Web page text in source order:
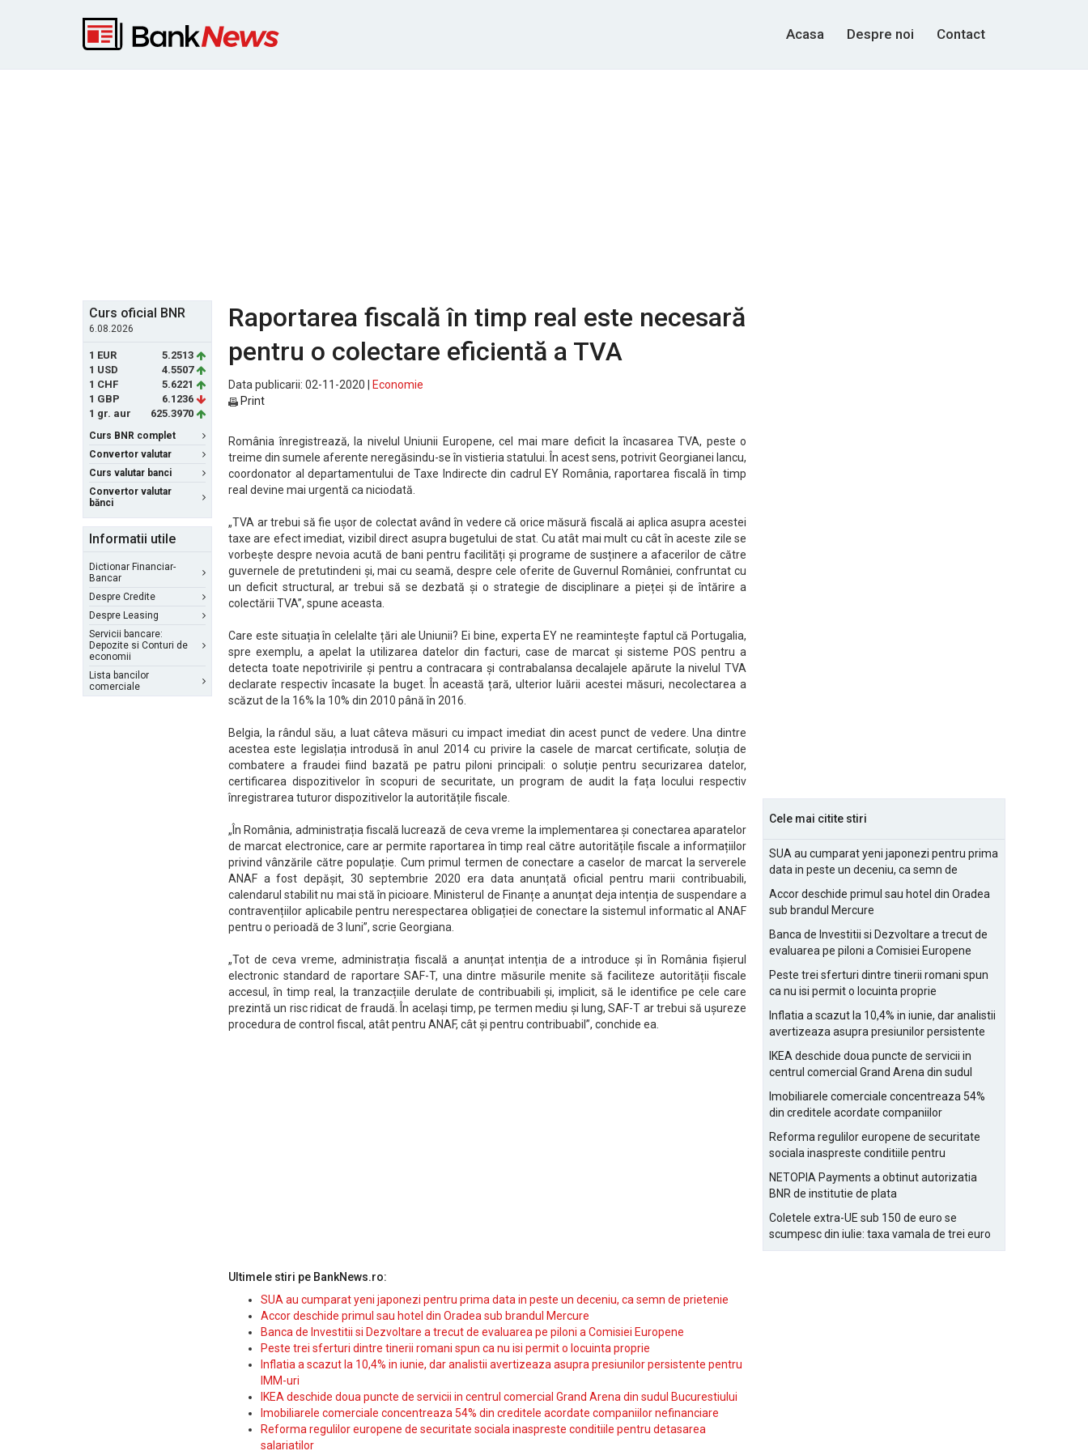
Acasa Despre noi Contact
Curs oficial BNR
6.08.2026
1 EUR
5.2513
1 USD
4.5507
1 CHF
5.6221
1 GBP
6.1236
1 gr. aur
625.3970
Curs BNR complet
Convertor valutar
Curs valutar banci
Convertor valutar
bănci
Informatii utile
Dictionar Financiar-
Bancar
Despre Credite
Despre Leasing
Servicii bancare:
Depozite si Conturi de
economii
Lista bancilor
comerciale
Raportarea fiscală în timp real este necesară
pentru o colectare eficientă a TVA
Data publicarii: 02-11-2020 |
Economie
Print
România înregistrează, la nivelul Uniunii Europene, cel mai mare deficit la încasarea TVA, peste o
treime din sumele aferente neregăsindu-se în vistieria statului. În acest sens, potrivit Georgianei Iancu,
coordonator al departamentului de Taxe Indirecte din cadrul EY România, raportarea fiscală în timp
real devine mai urgentă ca niciodată.
„TVA ar trebui să fie ușor de colectat având în vedere că orice măsură fiscală ai aplica asupra acestei
taxe are efect imediat, vizibil direct asupra bugetului de stat. Cu atât mai mult cu cât în aceste zile se
vorbește despre nevoia acută de bani pentru facilități și programe de susținere a afacerilor de către
guvernele de pretutindeni și, mai cu seamă, despre cele oferite de Guvernul României, confruntat cu
un deficit structural, ar trebui să se dezbată și o strategie de disciplinare a pieței și de întărire a
colectării TVA”, spune aceasta.
Care este situația în celelalte țări ale Uniunii? Ei bine, experta EY ne reamintește faptul că Portugalia,
spre exemplu, a apelat la utilizarea datelor din facturi, case de marcat și sisteme POS pentru a
detecta toate nepotrivirile și pentru a contracara și contrabalansa decalajele apărute la nivelul TVA
declarate respectiv încasate la buget. În această țară, ulterior luării acestei măsuri, necolectarea a
scăzut de la 16% la 10% din 2010 până în 2016.
Belgia, la rândul său, a luat câteva măsuri cu impact imediat din acest punct de vedere. Una dintre
acestea este legislația introdusă în anul 2014 cu privire la casele de marcat certificate, soluția de
combatere a fraudei fiind bazată pe patru piloni principali: o soluție pentru securizarea datelor,
certificarea dispozitivelor în scopuri de securitate, un program de audit la fața locului respectiv
înregistrarea tuturor dispozitivelor la autoritățile fiscale.
„În România, administrația fiscală lucrează de ceva vreme la implementarea și conectarea aparatelor
de marcat electronice, care ar permite raportarea în timp real către autoritățile fiscale a informațiilor
privind vânzările către populație. Cum primul termen de conectare a caselor de marcat la serverele
ANAF a fost depășit, 30 septembrie 2020 era data anunțată oficial pentru marii contribuabili,
calendarul stabilit nu mai stă în picioare. Ministerul de Finanțe a anunțat deja intenția de suspendare a
contravențiilor aplicabile pentru nerespectarea obligației de conectare la sistemul informatic al ANAF
pentru o perioadă de 3 luni”, scrie Georgiana.
„Tot de ceva vreme, administrația fiscală a anunțat intenția de a introduce și în România fișierul
electronic standard de raportare SAF-T, una dintre măsurile menite să faciliteze autorității fiscale
accesul, în timp real, la tranzacțiile derulate de contribuabili și, implicit, să le identifice pe cele care
prezintă un risc ridicat de fraudă. În același timp, pe termen mediu și lung, SAF-T ar trebui să ușureze
procedura de control fiscal, atât pentru ANAF, cât și pentru contribuabil”, conchide ea.
Ultimele stiri pe BankNews.ro:
SUA au cumparat yeni japonezi pentru prima data in peste un deceniu, ca semn de prietenie
Accor deschide primul sau hotel din Oradea sub brandul Mercure
Banca de Investitii si Dezvoltare a trecut de evaluarea pe piloni a Comisiei Europene
Peste trei sferturi dintre tinerii romani spun ca nu isi permit o locuinta proprie
Inflatia a scazut la 10,4% in iunie, dar analistii avertizeaza asupra presiunilor persistente pentru
IMM-uri
IKEA deschide doua puncte de servicii in centrul comercial Grand Arena din sudul Bucurestiului
Imobiliarele comerciale concentreaza 54% din creditele acordate companiilor nefinanciare
Reforma regulilor europene de securitate sociala inaspreste conditiile pentru detasarea
salariatilor
Cele mai citite stiri
SUA au cumparat yeni japonezi pentru prima
data in peste un deceniu, ca semn de
Accor deschide primul sau hotel din Oradea
sub brandul Mercure
Banca de Investitii si Dezvoltare a trecut de
evaluarea pe piloni a Comisiei Europene
Peste trei sferturi dintre tinerii romani spun
ca nu isi permit o locuinta proprie
Inflatia a scazut la 10,4% in iunie, dar analistii
avertizeaza asupra presiunilor persistente
IKEA deschide doua puncte de servicii in
centrul comercial Grand Arena din sudul
Imobiliarele comerciale concentreaza 54%
din creditele acordate companiilor
Reforma regulilor europene de securitate
sociala inaspreste conditiile pentru
NETOPIA Payments a obtinut autorizatia
BNR de institutie de plata
Coletele extra-UE sub 150 de euro se
scumpesc din iulie: taxa vamala de trei euro
pe articol, adaugata la taxa logistica